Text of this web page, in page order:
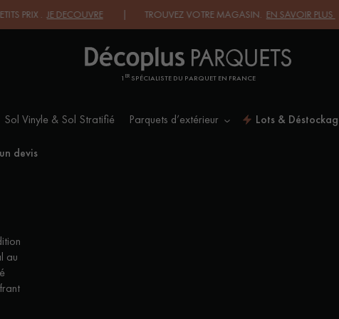
PRIX .JE DECOUVRE| TROUVEZ VOTRE MAGASIN.EN SAVOIR PLUS|
1 ERSPÉCIALISTE DU PARQUET EN FRANCE
Sol Vinyle & Sol Stratifié Parquets d’extérieur Lots &
devis
LES RECHERCHES LES PLUS
-
au